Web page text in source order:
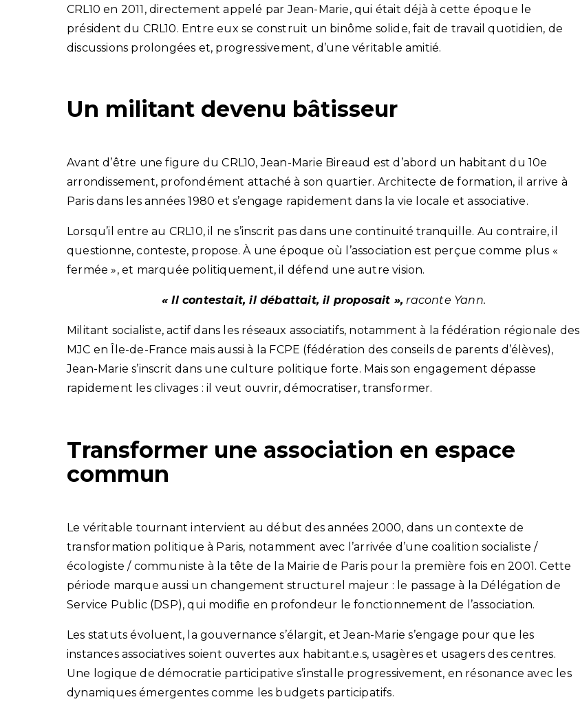
CRL10 en 2011, directement appelé par Jean-Marie, qui était déjà à cette époque le
président du CRL10. Entre eux se construit un binôme solide, fait de travail quotidien, de
discussions prolongées et, progressivement, d’une véritable amitié.
Un militant devenu bâtisseur
Avant d’être une figure du CRL10, Jean-Marie Bireaud est d’abord un habitant du 10e
arrondissement, profondément attaché à son quartier. Architecte de formation, il arrive à
Paris dans les années 1980 et s’engage rapidement dans la vie locale et associative.
Lorsqu’il entre au CRL10, il ne s’inscrit pas dans une continuité tranquille. Au contraire, il
questionne, conteste, propose. À une époque où l’association est perçue comme plus «
fermée », et marquée politiquement, il défend une autre vision.
« Il contestait, il débattait, il proposait », raconte Yann.
Militant socialiste, actif dans les réseaux associatifs, notamment à la fédération régionale des
MJC en Île-de-France mais aussi à la FCPE (fédération des conseils de parents d’élèves),
Jean-Marie s’inscrit dans une culture politique forte. Mais son engagement dépasse
rapidement les clivages : il veut ouvrir, démocratiser, transformer.
Transformer une association en espace
commun
Le véritable tournant intervient au début des années 2000, dans un contexte de
transformation politique à Paris, notamment avec l’arrivée d’une coalition socialiste /
écologiste / communiste à la tête de la Mairie de Paris pour la première fois en 2001. Cette
période marque aussi un changement structurel majeur : le passage à la Délégation de
Service Public (DSP), qui modifie en profondeur le fonctionnement de l’association.
Les statuts évoluent, la gouvernance s’élargit, et Jean-Marie s’engage pour que les
instances associatives soient ouvertes aux habitant.e.s, usagères et usagers des centres.
Une logique de démocratie participative s’installe progressivement, en résonance avec les
dynamiques émergentes comme les budgets participatifs.